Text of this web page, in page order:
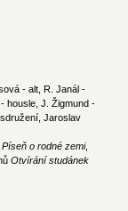
- alt, R. Janál -
housle, J. Žigmund -
Jaroslav
Píseň o rodné zemi,
Otvírání studánek